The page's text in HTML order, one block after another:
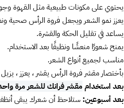
يحتوي على مكونات طبيعية مثل القهوة
يعزز نمو الشعر ويجعل فروة الرأس صحية
يساعد في تقليل الحكة والقشرة.
يمنح شعورًا منعشًا ونظيفًا بعد الاستخدام.
مناسب لجميع أنواع الشعر.
بأختصار مقشر فروة الرأس يقشر ، يعزز ، يزيل
بعد استخداممقشر فرانك للشعر مرة
بعد أسبوعين: ستلاحظ أن شعرك يبقى